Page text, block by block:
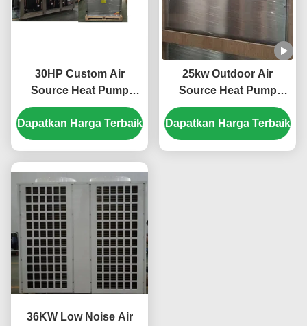
30HP Custom Air
Source Heat Pump
dengan R410A
Refrigerant dan Scroll
Compressor untuk
Dapatkan Harga Terbaik
25kw Outdoor Air
Source Heat Pump
System 304 Lembar
Bahan Logam
Dapatkan Harga Terbaik
36KW Low Noise Air